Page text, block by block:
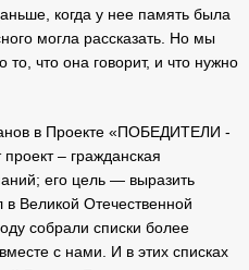
когда у нее память была
могла рассказать. Но мы
то, что она говорит, и что нужно
в Проекте «ПОБЕДИТЕЛИ -
– гражданская
его цель — выразить
в Великой Отечественной
собрали списки более
с нами. И в этих списках